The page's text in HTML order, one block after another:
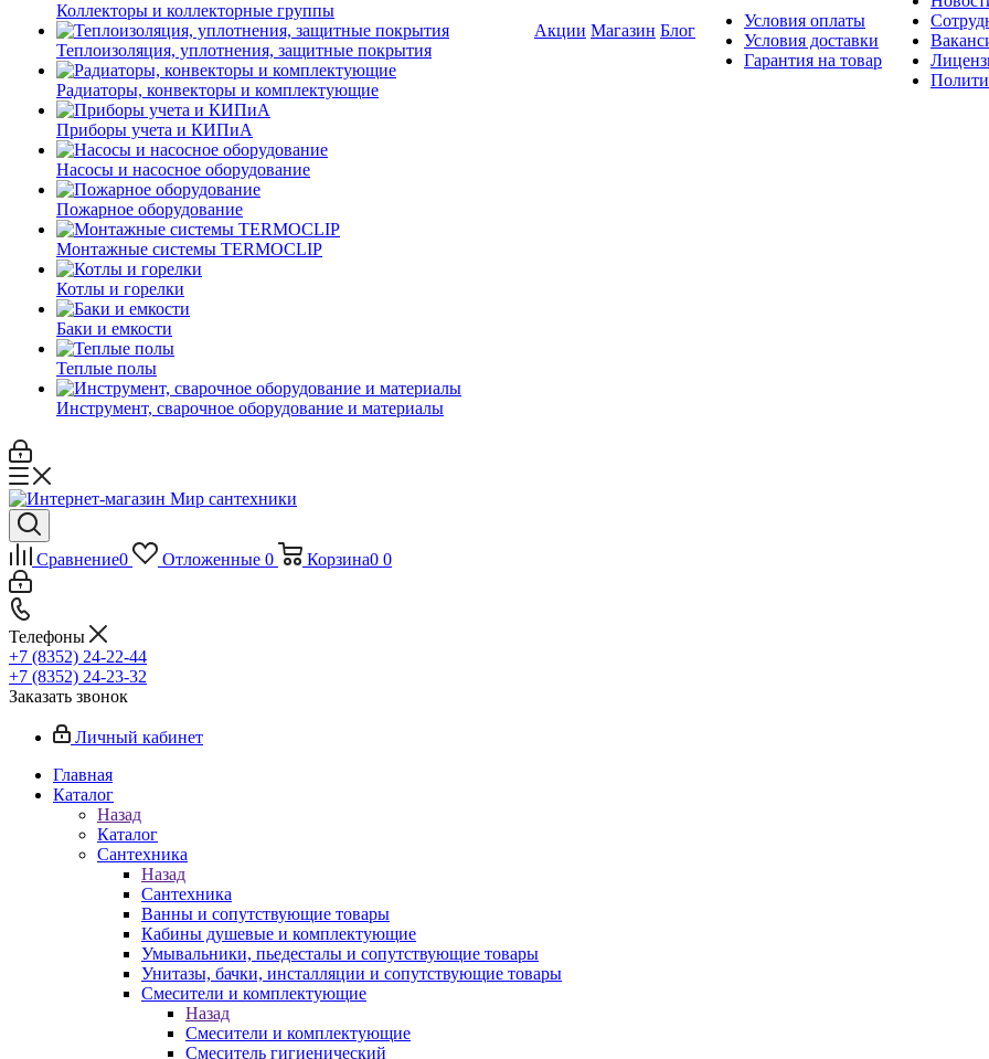
Коллекторы и коллекторные группы
Теплоизоляция, уплотнения, защитные покрытия
Радиаторы, конвекторы и комплектующие
Приборы учета и КИПиА
Насосы и насосное оборудование
Пожарное оборудование
Монтажные системы TERMOCLIP
Котлы и горелки
Баки и емкости
Теплые полы
Инструмент, сварочное оборудование и материалы
Акции Магазин Блог
Условия оплаты
Условия доставки
Гарантия на товар
Сравнение0 Отложенные 0 Корзина0 0
Телефоны
+7 (8352) 24-22-44
+7 (8352) 24-23-32
Заказать звонок
Личный кабинет
Главная
Каталог
Назад
Каталог
Сантехника
Назад
Сантехника
Ванны и сопутствующие товары
Кабины душевые и комплектующие
Умывальники, пьедесталы и сопутствующие товары
Унитазы, бачки, инсталляции и сопутствующие товары
Смесители и комплектующие
Назад
Смесители и комплектующие
Смеситель гигиенический